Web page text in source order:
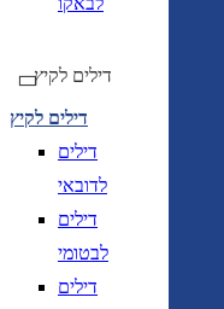
דילים לקיץ
דילים לקיץ
דילים
לדובאי
דילים
לבטומי
דילים